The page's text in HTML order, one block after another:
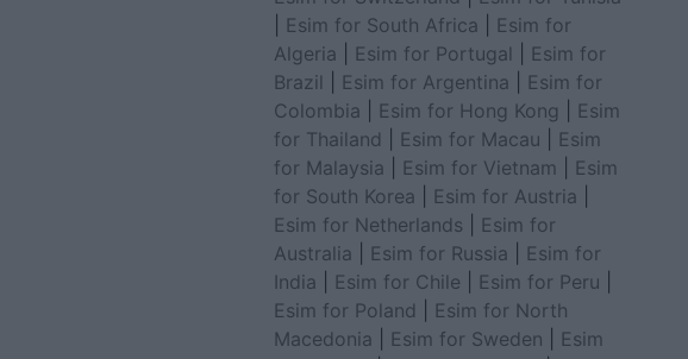
Esim for South Africa
Esim for
Algeria
Esim for Portugal
Esim for
Brazil
Esim for Argentina
Esim for
Colombia
Esim for Hong Kong
Esim
for Thailand
Esim for Macau
Esim
for Malaysia
Esim for Vietnam
Esim
for South Korea
Esim for Austria
Esim for Netherlands
Esim for
Australia
Esim for Russia
Esim for
India
Esim for Chile Esim for Peru
Esim for Poland
Esim for North
Macedonia
Esim for Sweden
Esim